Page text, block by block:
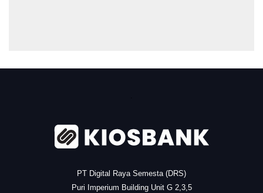
PT Digital Raya Semesta (DRS)
Puri Imperium Building Unit G 2,3,5